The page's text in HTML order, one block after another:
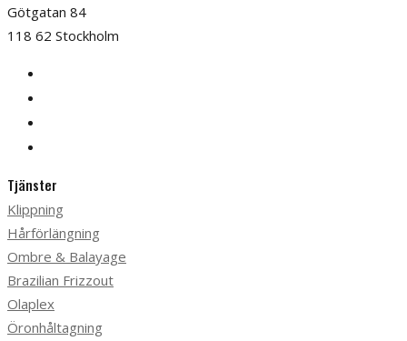
Götgatan 84
118 62 Stockholm
Tjänster
Klippning
Hårförlängning
Ombre & Balayage
Brazilian Frizzout
Olaplex
Öronhåltagning